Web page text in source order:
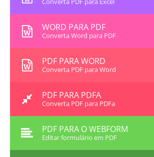
WORD PARA PDF
Converta Word para PDF
PDF PARA WORD
Converta PDF para Word
PDF PARA PDFA
Converta PDF para PDFa
PDF PARA O WEBFORM
Editar formulário em PDF